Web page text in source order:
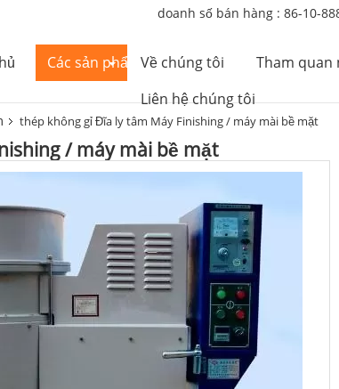
doanh số bán hàng : 86-10-
Các sản phẩmVề chúng tôi Tham quan
Liên hệ chúng tôi
thép không gỉ Đĩa ly tâm Máy Finishing / máy mài bề mặt
/ máy mài bề mặt